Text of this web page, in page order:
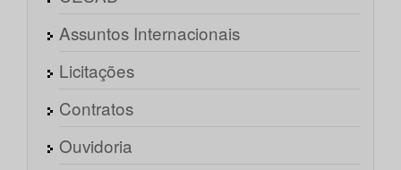
Assuntos Internacionais
Licitações
Contratos
Ouvidoria